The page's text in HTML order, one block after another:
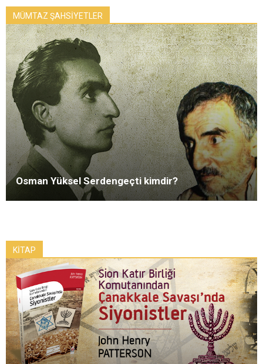
MÜMTAZ ŞAHSİYETLER
Osman Yüksel Serdengeçti kimdir?
KİTAP